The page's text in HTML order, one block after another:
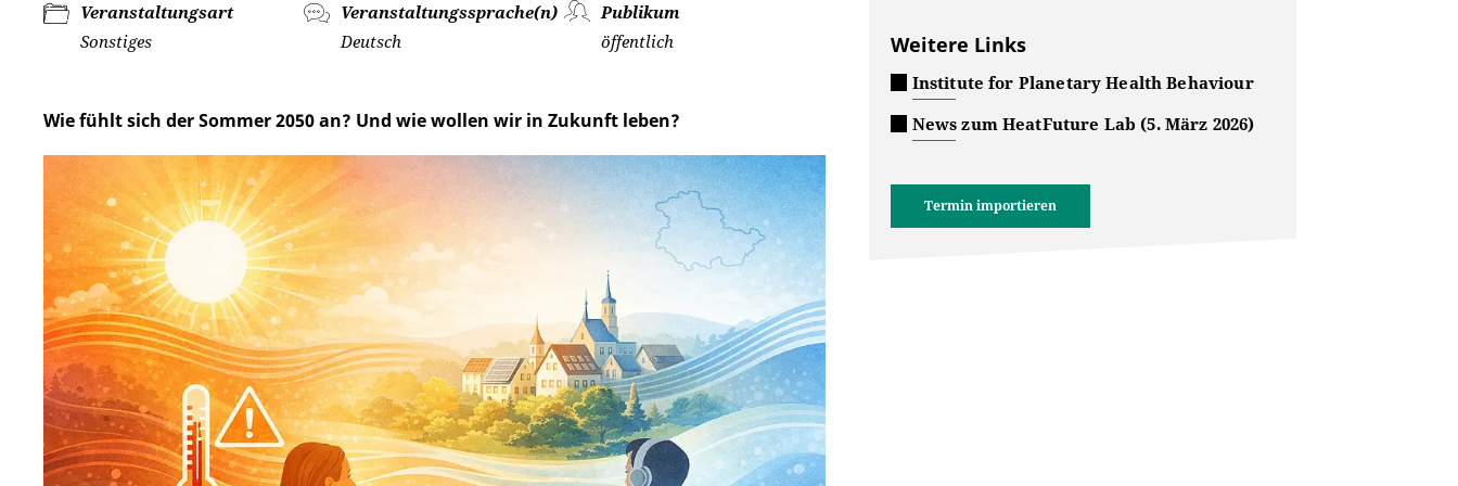
Veranstaltungsart
Sonstiges
Veranstaltungssprache(n)
Deutsch
Publikum
öffentlich
Wie fühlt sich der Sommer 2050 an? Und wie wollen wir in Zukunft leben?
Weitere Links
Institute for Planetary Health Behaviour
News zum HeatFuture Lab (5. März 2026)
Termin importieren